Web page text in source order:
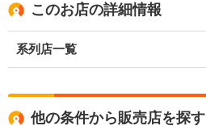
このお店の詳細情報
系列店一覧
他の条件から販売店を探す